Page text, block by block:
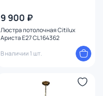
9 900 ₽
Люстра потолочная Citilux
Ариста E27 CL164362
В наличии 1 шт.